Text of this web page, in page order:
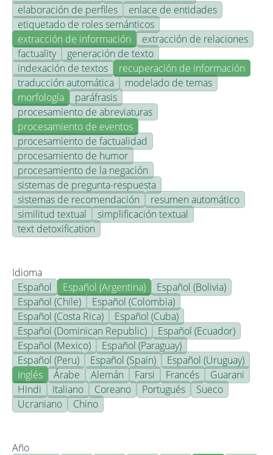
elaboración de perfiles
enlace de entidades
etiquetado de roles semánticos
extracción de información
extracción de relaciones
factuality
generación de texto
indexación de textos
recuperación de información
traducción automática
modelado de temas
morfología
paráfrasis
procesamiento de abreviaturas
procesamiento de eventos
procesamiento de factualidad
procesamiento de humor
procesamiento de la negación
sistemas de pregunta-respuesta
sistemas de recomendación
resumen automático
similitud textual
simplificación textual
text detoxification
Idioma
Español
Español (Argentina)
Español (Bolivia)
Español (Chile)
Español (Colombia)
Español (Costa Rica)
Español (Cuba)
Español (Dominican Republic)
Español (Ecuador)
Español (Mexico)
Español (Paraguay)
Español (Peru)
Español (Spain)
Español (Uruguay)
Inglés
Árabe Alemán Farsi Francés
Guarani
Hindi
Italiano Coreano Portugués
Sueco
Ucraniano
Chino
Año